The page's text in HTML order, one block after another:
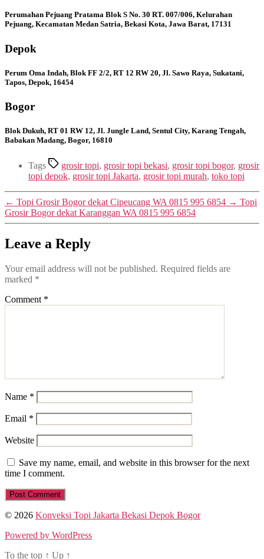
Perumahan Pejuang Pratama Blok S No. 30 RT. 007/006, Kelurahan
Pejuang, Kecamatan Medan Satria, Bekasi Kota, Jawa Barat, 17131
Depok
Perum Oma Indah, Blok FF 2/2, RT 12 RW 20, Jl. Sawo Raya, Sukatani,
Tapos, Depok, 16454
Bogor
Blok Dukuh, RT 01 RW 12, Jl. Jungle Land, Sentul City, Karang Tengah,
Babakan Madang, Bogor, 16810
Tags grosir topi, grosir topi bekasi, grosir topi bogor, grosir
topi depok, grosir topi Jakarta, grosir topi murah, toko topi
← Topi Grosir Bogor dekat Cipeucang WA 0815 995 6854 → Topi
Grosir Bogor dekat Karanggan WA 0815 995 6854
Leave a Reply
Your email address will not be published. Required fields are
marked *
Comment *
Name *
Email *
Website
Save my name, email, and website in this browser for the next
time I comment.
© 2026 Konveksi Topi Jakarta Bekasi Depok Bogor
Powered by WordPress
To the top ↑ Up ↑